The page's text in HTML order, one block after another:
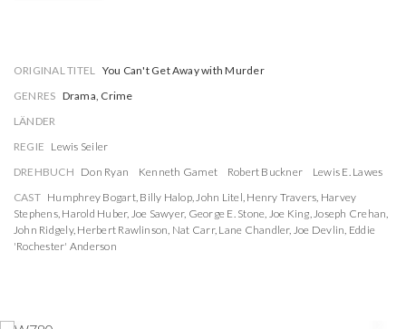
ORIGINAL TITEL You Can't Get Away with Murder
GENRES Drama, Crime
LÄNDER
REGIE Lewis Seiler
DREHBUCH Don Ryan Kenneth Gamet Robert Buckner
Lewis E. Lawes
CAST Humphrey Bogart, Billy Halop,John Litel, Henry Travers, Harvey
Stephens, Harold Huber, Joe Sawyer, George E. Stone, Joe King,Joseph Crehan,
John Ridgely, Herbert Rawlinson, Nat Carr, Lane Chandler, Joe Devlin, Eddie
'Rochester' Anderson